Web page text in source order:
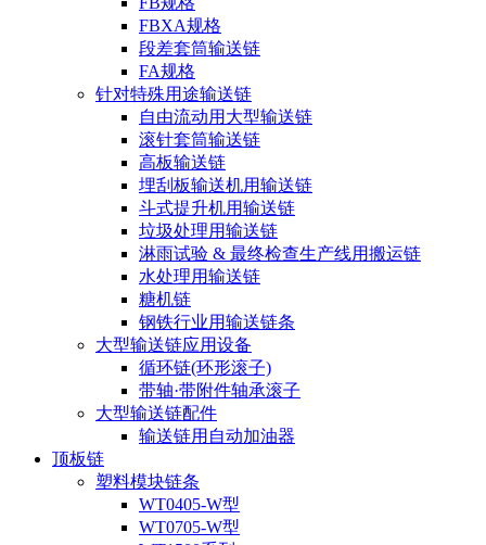
FBXA规格
段差套筒输送链
FA规格
针对特殊用途输送链
自由流动用大型输送链
滚针套筒输送链
高板输送链
埋刮板输送机用输送链
斗式提升机用输送链
垃圾处理用输送链
淋雨试验 & 最终检查生产线用搬运链
水处理用输送链
糖机链
钢铁行业用输送链条
大型输送链应用设备
循环链(环形滚子)
带轴·带附件轴承滚子
大型输送链配件
输送链用自动加油器
顶板链
塑料模块链条
WT0405-W型
WT0705-W型